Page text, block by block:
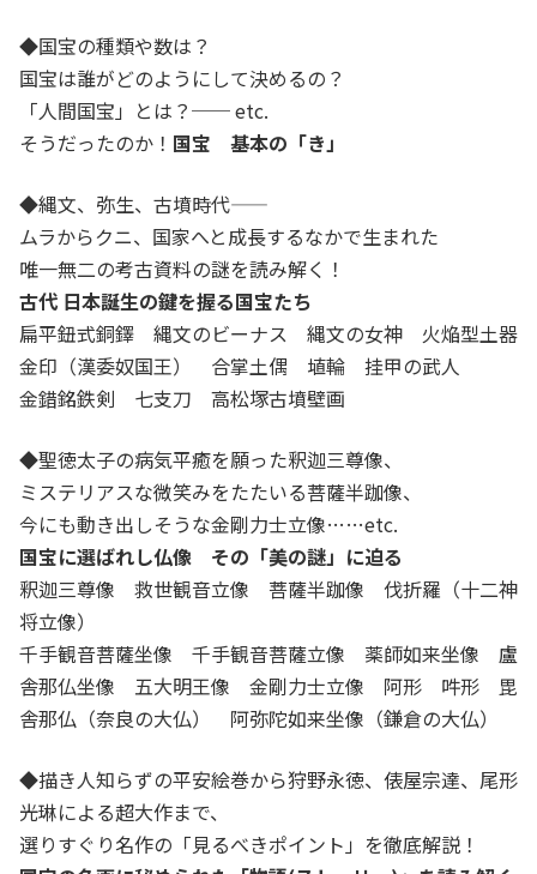
◆国宝の種類や数は？
国宝は誰がどのようにして決めるの？
「人間国宝」とは？── etc.
そうだったのか！ 国宝 基本の「き」
◆縄文、弥生、古墳時代――
ムラからクニ、国家へと成長するなかで生まれた
唯一無二の考古資料の謎を読み解く！
古代 日本誕生の鍵を握る国宝たち
扁平鈕式銅鐸 縄文のビーナス 縄文の女神 火焔型土器
金印（漢委奴国王） 合掌土偶 埴輪 挂甲の武人
金錯銘鉄剣 七支刀 高松塚古墳壁画
◆聖徳太子の病気平癒を願った釈迦三尊像、
ミステリアスな微笑みをたたいる菩薩半跏像、
今にも動き出しそうな金剛力士立像……etc.
国宝に選ばれし仏像 その「美の謎」に迫る
釈迦三尊像 救世観音立像 菩薩半跏像 伐折羅（十二神
将立像）
千手観音菩薩坐像 千手観音菩薩立像 薬師如来坐像 盧
舎那仏坐像 五大明王像 金剛力士立像 阿形 吽形 毘
舎那仏（奈良の大仏） 阿弥陀如来坐像（鎌倉の大仏）
◆描き人知らずの平安絵巻から狩野永徳、俵屋宗達、尾形
光琳による超大作まで、
選りすぐり名作の「見るべきポイント」を徹底解説！